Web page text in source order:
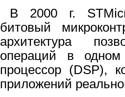
В 2000 г.
битовый
архитектура
операций в
процессор (DSP),
приложений